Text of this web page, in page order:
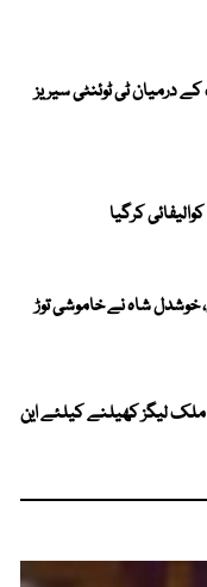
کے درمیان ٹی ٹوئنٹی سیریز
شاہ نے خاموشی توڑ
ملک لیگز کھیلنے کیلئے این